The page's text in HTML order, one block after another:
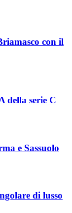
con il
della serie C
e Sassuolo
di lusso